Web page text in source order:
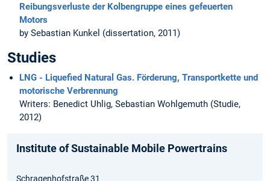
Reibungsverluste der Kolbengruppe eines gefeuerten
Motors
by Sebastian Kunkel (dissertation, 2011)
Studies
LNG - Liquefied Natural Gas. Förderung, Transportkette und
motorische Verbrennung
Writers: Benedict Uhlig, Sebastian Wohlgemuth (Studie,
2012)
Institute of Sustainable Mobile Powertrains
Schragenhofstraße 31